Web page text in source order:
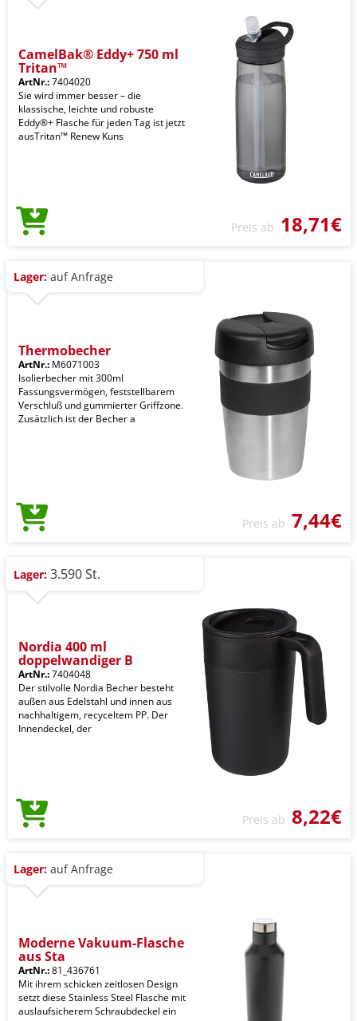
CamelBak® Eddy+ 750 ml
Tritan™
ArtNr.:7404020
Sie wird immer besser – die
klassische, leichte und robuste
Eddy®+ Flasche für jeden Tag ist jetzt
ausTritan™ Renew Kuns
Preis ab 18,71€
Lager: auf Anfrage
Thermobecher
ArtNr.: M6071003
Isolierbecher mit 300ml
Fassungsvermögen, feststellbarem
Verschluß und gummierter Griffzone.
Zusätzlich ist der Becher a
Preis ab 7,44€
Lager: 3.590 St.
Nordia 400 ml
doppelwandiger B
ArtNr.:7404048
Der stilvolle Nordia Becher besteht
außen aus Edelstahl und innen aus
nachhaltigem, recyceltem PP. Der
Innendeckel, der
Preis ab 8,22€
Lager: auf Anfrage
Moderne Vakuum-Flasche
aus Sta
ArtNr.:81_436761
Mit ihrem schicken zeitlosen Design
setzt diese Stainless Steel Flasche mit
auslaufsicherem Schraubdeckel ein